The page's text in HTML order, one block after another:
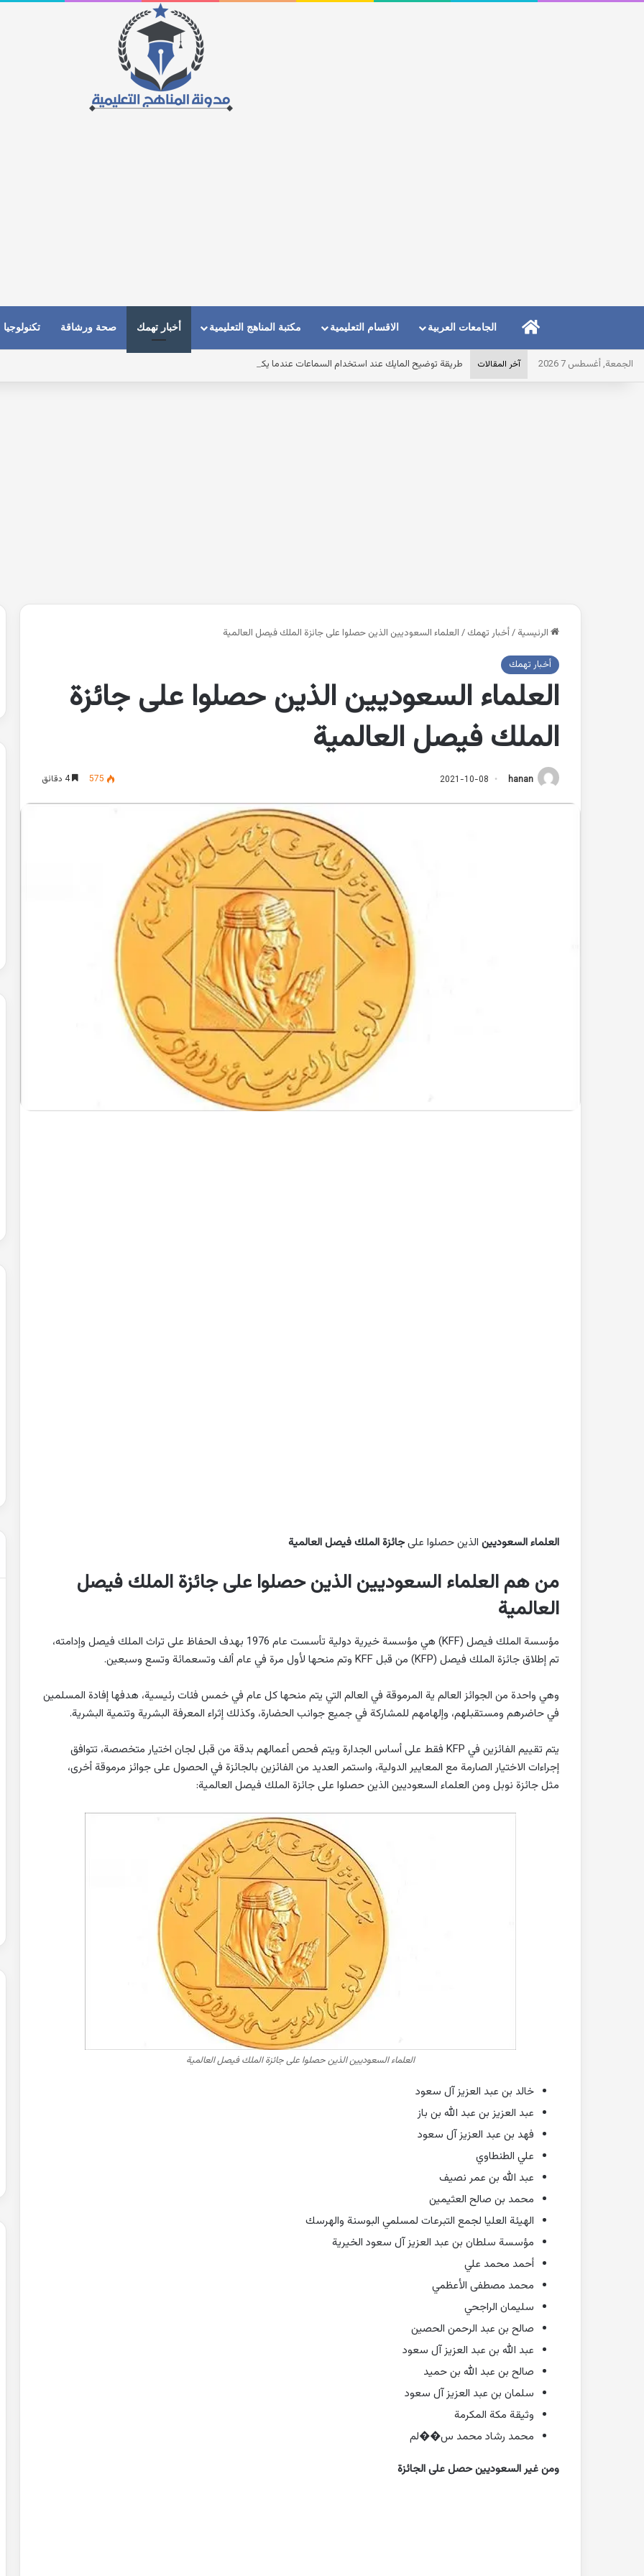
الرئيسيةالجامعات العربية الاقسام التعليمية مكتبة المناهج التعليمية أخبار تهمك صحة ورشاقة تكنولوجيا
الجمعة, أغسطس 7 2026 آخر المقالات طريقة توضيح المايك عند استخدام السماعات عندما يكون الصوت بعيد وقت المكالمات
الرئيسية /أخبار تهمك / العلماء السعوديين الذين حصلوا على جائزة الملك فيصل العالمية
أخبار تهمك
العلماء السعوديين الذين حصلوا على جائزة
الملك فيصل العالمية
hanan
2021-10-08
575 4 دقائق
العلماء السعوديين الذين حصلوا علىجائزة الملك فيصل العالمية
من هم العلماء السعوديين الذين حصلوا على جائزة الملك فيصل
العالمية
مؤسسة الملك فيصل (KFF) هي مؤسسة خيرية دولية تأسست عام 1976 بهدف الحفاظ على تراث الملك فيصل وإدامته،
تم إطلاق جائزة الملك فيصل (KFP) من قبل KFF وتم منحها لأول مرة في عام ألف وتسعمائة وتسع وسبعين.
وهي واحدة من الجوائز العالم ية المرموقة في العالم التي يتم منحها كل عام في خمس فئات رئيسية، هدفها إفادة المسلمين
في حاضرهم ومستقبلهم، وإلهامهم للمشاركة في جميع جوانب الحضارة، وكذلك إثراء المعرفة البشرية وتنمية البشرية.
يتم تقييم الفائزين في KFP فقط على أساس الجدارة ويتم فحص أعمالهم بدقة من قبل لجان اختيار متخصصة، تتوافق
إجراءات الاختيار الصارمة مع المعايير الدولية، واستمر العديد من الفائزين بالجائزة في الحصول على جوائز مرموقة أخرى،
مثل جائزة نوبل ومن العلماء السعوديين الذين حصلوا على جائزة الملك فيصل العالمية:
العلماء السعوديين الذين حصلوا على جائزة الملك فيصل العالمية
خالد بن عبد العزيز آل سعود
عبد العزيز بن عبد الله بن باز
فهد بن عبد العزيز آل سعود
علي الطنطاوي
عبد الله بن عمر نصيف
محمد بن صالح العثيمين
الهيئة العليا لجمع التبرعات لمسلمي البوسنة والهرسك
مؤسسة سلطان بن عبد العزيز آل سعود الخيرية
أحمد محمد علي
محمد مصطفى الأعظمي
سليمان الراجحي
صالح بن عبد الرحمن الحصين
عبد الله بن عبد العزيز آل سعود
صالح بن عبد الله بن حميد
سلمان بن عبد العزيز آل سعود
وثيقة مكة المكرمة
محمد رشاد محمد س��لم
ومن غير السعوديين حصل على الجائزة